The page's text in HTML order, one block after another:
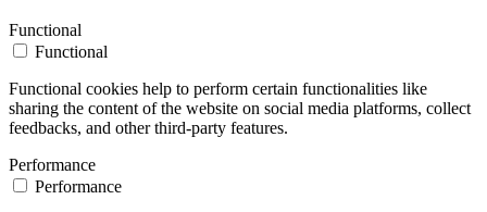
Functional
Functional
Functional cookies help to perform certain functionalities like
sharing the content of the website on social media platforms, collect
feedbacks, and other third-party features.
Performance
Performance